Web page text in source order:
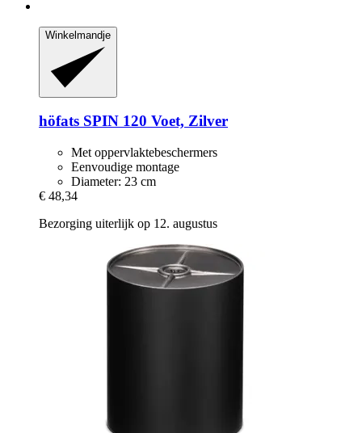
Winkelmandje
höfats SPIN 120 Voet, Zilver
Met oppervlaktebeschermers
Eenvoudige montage
Diameter: 23 cm
€ 48,34
Bezorging uiterlijk op 12. augustus